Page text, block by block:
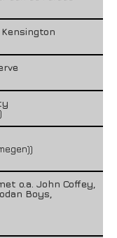
o.a. John Coffey,
Boys,